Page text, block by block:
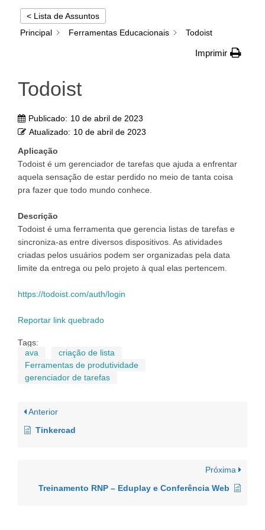
< Lista de Assuntos
Principal
Ferramentas Educacionais Todoist
Imprimir
Todoist
Publicado: 10 de abril de 2023
Atualizado: 10 de abril de 2023
Aplicação
Todoist é um gerenciador de tarefas que ajuda a enfrentar
aquela sensação de estar perdido no meio de tanta coisa
pra fazer que todo mundo conhece.
Descrição
Todoist é uma ferramenta que gerencia listas de tarefas e
sincroniza-as entre diversos dispositivos. As atividades
criadas pelos usuários podem ser organizadas pela data
limite da entrega ou pelo projeto à qual elas pertencem.
https://todoist.com/auth/login
Reportar link quebrado
Tags:
ava
criação de lista
Ferramentas de produtividade
gerenciador de tarefas
Anterior
Tinkercad
Próxima
Treinamento RNP – Eduplay e Conferência Web